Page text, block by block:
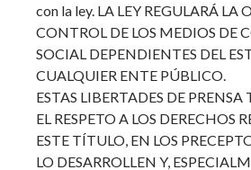
con la ley. LA LEY REGULARÁ LA
CONTROL DE LOS MEDIOS DE
SOCIAL DEPENDIENTES DEL
CUALQUIER ENTE PÚBLICO.
ESTAS LIBERTADES DE
EL RESPETO A LOS DERECHOS
ESTE TÍTULO, EN LOS
LO DESARROLLEN Y,